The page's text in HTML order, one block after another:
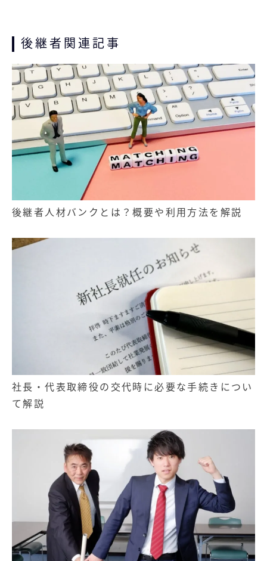
後継者関連記事
後継者人材バンクとは？概要や利用方法を解説
社長・代表取締役の交代時に必要な手続きについ
て解説